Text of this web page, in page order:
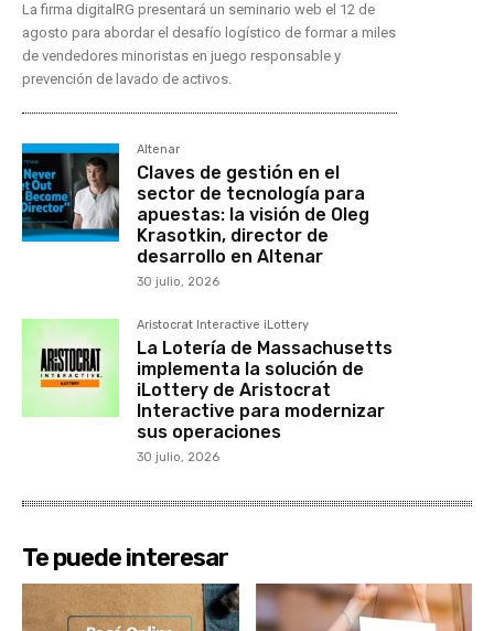
La firma digitalRG presentará un seminario web el 12 de
agosto para abordar el desafío logístico de formar a miles
de vendedores minoristas en juego responsable y
prevención de lavado de activos.
Altenar
Claves de gestión en el
sector de tecnología para
apuestas: la visión de Oleg
Krasotkin, director de
desarrollo en Altenar
30 julio, 2026
Aristocrat Interactive iLottery
La Lotería de Massachusetts
implementa la solución de
iLottery de Aristocrat
Interactive para modernizar
sus operaciones
30 julio, 2026
Te puede interesar